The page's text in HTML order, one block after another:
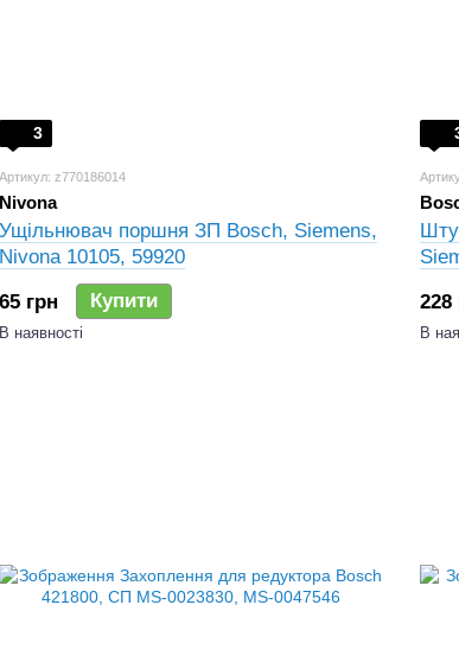
3
Артикул: z770186014
Nivona
Ущільнювач поршня ЗП Bosch, Siemens,
Nivona 10105, 59920
65 грн
Купити
В наявності
228
В